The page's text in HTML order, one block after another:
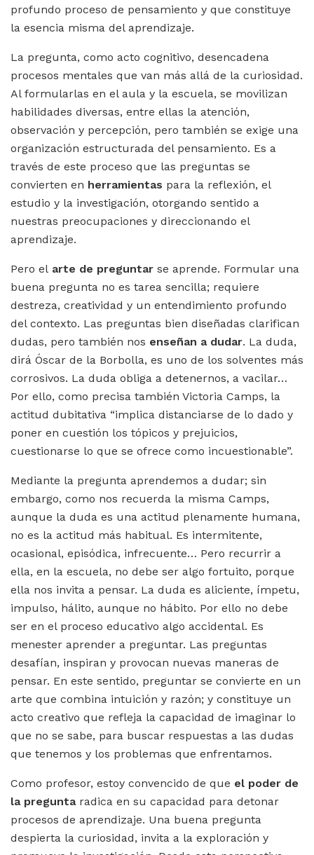
profundo proceso de pensamiento y que constituye
la esencia misma del aprendizaje.
La pregunta, como acto cognitivo, desencadena
procesos mentales que van más allá de la curiosidad.
Al formularlas en el aula y la escuela, se movilizan
habilidades diversas, entre ellas la atención,
observación y percepción, pero también se exige una
organización estructurada del pensamiento. Es a
través de este proceso que las preguntas se
convierten en herramientas para la reflexión, el
estudio y la investigación, otorgando sentido a
nuestras preocupaciones y direccionando el
aprendizaje.
Pero el arte de preguntar se aprende. Formular una
buena pregunta no es tarea sencilla; requiere
destreza, creatividad y un entendimiento profundo
del contexto. Las preguntas bien diseñadas clarifican
dudas, pero también nos enseñan a dudar. La duda,
dirá Óscar de la Borbolla, es uno de los solventes más
corrosivos. La duda obliga a detenernos, a vacilar…
Por ello, como precisa también Victoria Camps, la
actitud dubitativa “implica distanciarse de lo dado y
poner en cuestión los tópicos y prejuicios,
cuestionarse lo que se ofrece como incuestionable”.
Mediante la pregunta aprendemos a dudar; sin
embargo, como nos recuerda la misma Camps,
aunque la duda es una actitud plenamente humana,
no es la actitud más habitual. Es intermitente,
ocasional, episódica, infrecuente… Pero recurrir a
ella, en la escuela, no debe ser algo fortuito, porque
ella nos invita a pensar. La duda es aliciente, ímpetu,
impulso, hálito, aunque no hábito. Por ello no debe
ser en el proceso educativo algo accidental. Es
menester aprender a preguntar. Las preguntas
desafían, inspiran y provocan nuevas maneras de
pensar. En este sentido, preguntar se convierte en un
arte que combina intuición y razón; y constituye un
acto creativo que refleja la capacidad de imaginar lo
que no se sabe, para buscar respuestas a las dudas
que tenemos y los problemas que enfrentamos.
Como profesor, estoy convencido de que el poder de
la preguntaradica en su capacidad para detonar
procesos de aprendizaje. Una buena pregunta
despierta la curiosidad, invita a la exploración y